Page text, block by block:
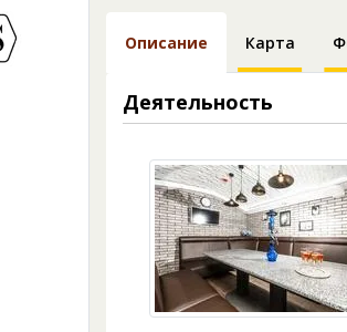
Описание Карта
Деятельность